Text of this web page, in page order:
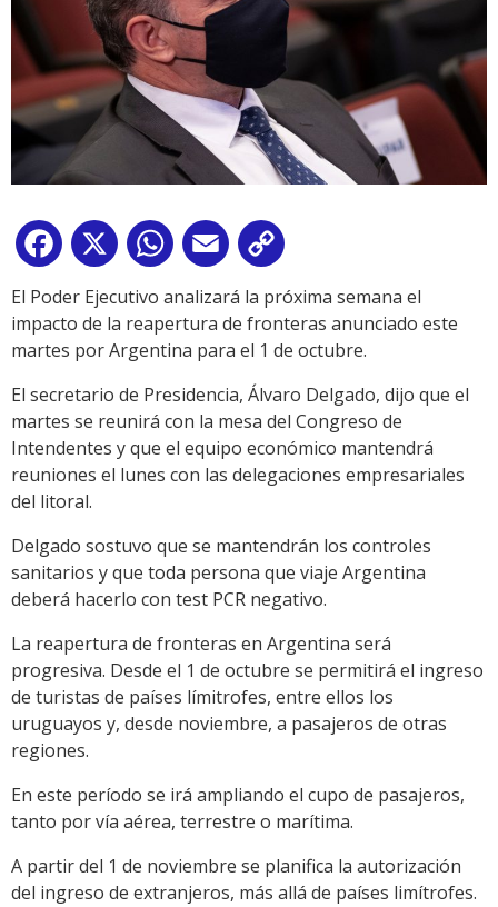
Facebook
X WhatsApp
Email
Link
El Poder Ejecutivo analizará la próxima semana el
impacto de la reapertura de fronteras anunciado este
martes por Argentina para el 1 de octubre.
El secretario de Presidencia, Álvaro Delgado, dijo que el
martes se reunirá con la mesa del Congreso de
Intendentes y que el equipo económico mantendrá
reuniones el lunes con las delegaciones empresariales
del litoral.
Delgado sostuvo que se mantendrán los controles
sanitarios y que toda persona que viaje Argentina
deberá hacerlo con test PCR negativo.
La reapertura de fronteras en Argentina será
progresiva. Desde el 1 de octubre se permitirá el ingreso
de turistas de países límitrofes, entre ellos los
uruguayos y, desde noviembre, a pasajeros de otras
regiones.
En este período se irá ampliando el cupo de pasajeros,
tanto por vía aérea, terrestre o marítima.
A partir del 1 de noviembre se planifica la autorización
del ingreso de extranjeros, más allá de países limítrofes.